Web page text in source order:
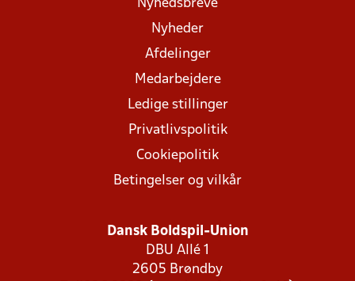
Nyhedsbreve
Nyheder
Afdelinger
Medarbejdere
Ledige stillinger
Privatlivspolitik
Cookiepolitik
Betingelser og vilkår
Dansk Boldspil-Union
DBU Allé 1
2605 Brøndby